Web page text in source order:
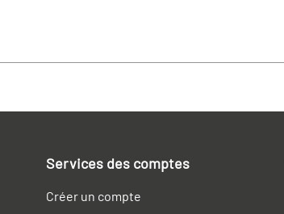
Services des comptes
Créer un compte